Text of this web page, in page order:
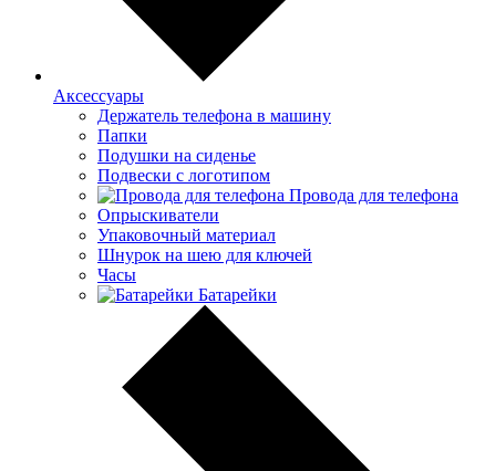
Аксессуары
Держатель телефона в машину
Папки
Подушки на сиденье
Подвески с логотипом
Провода для телефона
Опрыскиватели
Упаковочный материал
Шнурок на шею для ключей
Часы
Батарейки